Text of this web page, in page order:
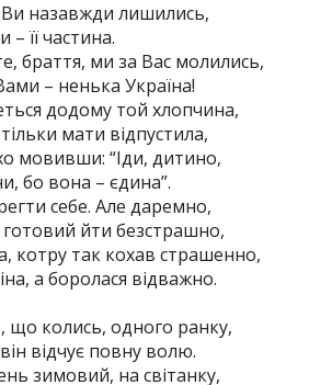
Ви назавжди лишились,
– її частина.
браття, ми за Вас молились,
– ненька Україна!
додому той хлопчина,
мати відпустила,
мовивши: “Іди, дитино,
бо вона – єдина”.
себе. Але даремно,
йти безстрашно,
котру так кохав страшенно,
а боролася відважно.
що колись, одного ранку,
відчує повну волю.
зимовий, на світанку,